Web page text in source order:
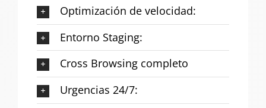
Optimización de velocidad:
Entorno Staging:
Cross Browsing completo
Urgencias 24/7: